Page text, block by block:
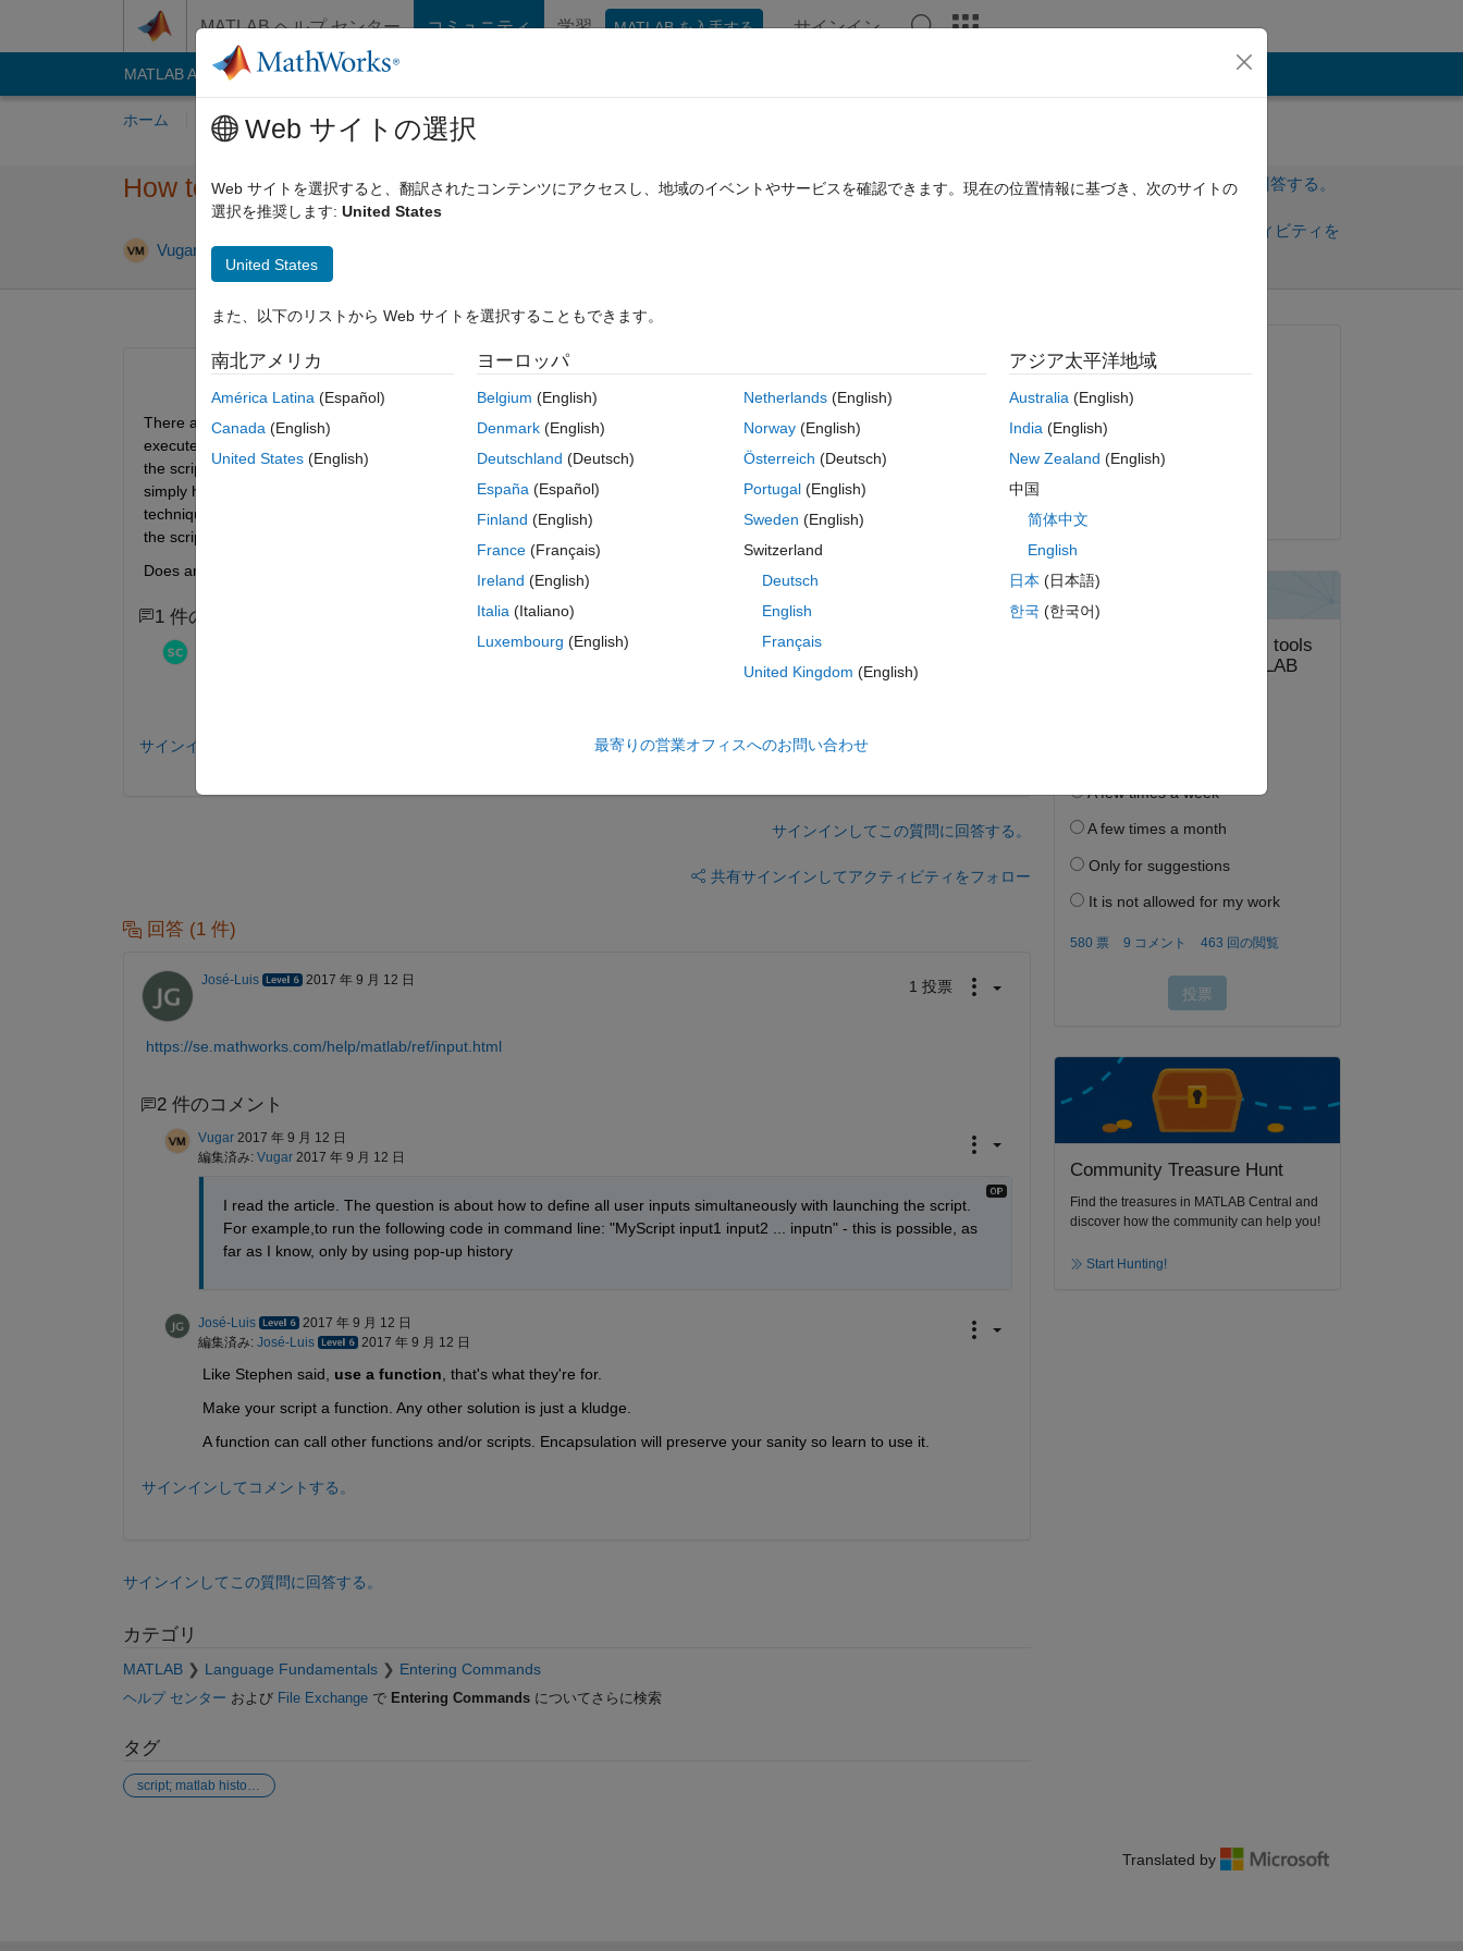
MATLAB ヘルプ センター コミュニティ 学習 MATLAB を入手する サインイン
MATLAB Answers File Exchange
ホーム 質問する 回答 閲覧 MATLAB に関する FAQ
How to run scripts (not functions) with predefined user inputs?
Vugar 2017 9 月 12 1 回答
サインインしてこの質問に回答する。
サインインしてアクティビティを
0 投票
There are several scripts in MATLAB with some user inputs (for example, x=input('Enter x: ')). The scripts cannot be
executed automatically, since they require to manually define all user inputs. The only way I know to automatically execute
the script with predefined inputs is by using pop-up history: I run script once, defining all inputs, and the next time I can
simply highlight and launch the script with the previously defined inputs from pop-up history. The drawback of the descibed
technique is that I cannot run the script with the predefined inputs from any other place (for example, I want to repeatedly run
the script with predefined inputs from another script or function).
Does anybody know a solution differing from using matlab history?
1 件のコメント
サインインしてコメントする。
サインインしてこの質問に回答する。
共有サインインしてアクティビティをフォロー
回答 (1 件)
José-Luis 2017 年 9 月 12 日 1 投票
https://se.mathworks.com/help/matlab/ref/input.html
2 件のコメント
Vugar 2017 年 9 月 12 日
編集済み: Vugar 2017 年 9 月 12 日
I read the article. The question is about how to define all user inputs simultaneously with launching the script.
For example,to run the following code in command line: "MyScript input1 input2 ... inputn" - this is possible, as
far as I know, only by using pop-up history
José-Luis
2017 年 9 月 12 日
編集済み: José-Luis 2017 年 9 月 12 日
Like Stephen said, use a function , that's what they're for.
Make your script a function. Any other solution is just a kludge.
A function can call other functions and/or scripts. Encapsulation will preserve your sanity so learn to use it.
サインインしてコメントする。
サインインしてこの質問に回答する。
カテゴリ
MATLAB Language Fundamentals Entering Commands
ヘルプ センター および File Exchangeで Entering Commandsについてさらに検索
タグ
質問済み:
2017 年 9 月 12 日
編集済み:
Community Treasure Hunt
Find the treasures in MATLAB Central and
discover how the community can help you!
Start Hunting!
Translated by
Web サイトの選択
Web サイトを選択すると、翻訳されたコンテンツにアクセスし、地域のイベントやサービスを確認できます。現在の位置情報に基づき、次のサイトの
選択を推奨します: United States
United States
また、以下のリストから Web サイトを選択することもできます。
南北アメリカ
América Latina (Español)
Canada (English)
United States (English)
ヨーロッパ
Belgium (English)
Denmark (English)
Deutschland (Deutsch)
España (Español)
Finland (English)
France (Français)
Ireland (English)
Italia (Italiano)
Luxembourg (English)
Netherlands(English)
Norway(English)
Österreich (Deutsch)
Portugal(English)
Sweden (English)
Switzerland
Deutsch
English
Français
United Kingdom (English)
アジア太平洋地域
Australia(English)
India(English)
New Zealand (English)
中国
简体中文
English
日本 (日本語)
한국 (한국어)
最寄りの営業オフィスへのお問い合わせ